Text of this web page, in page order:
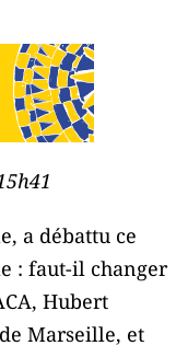
a débattu ce
: faut-il changer
Hubert
Marseille, et